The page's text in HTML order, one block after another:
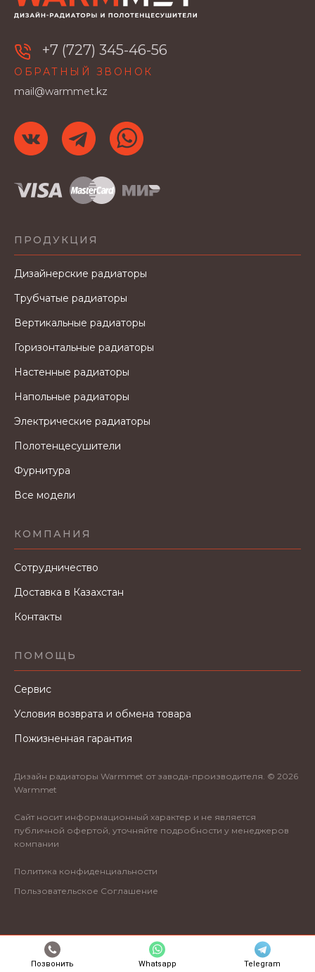
Позвонить Whatsapp Telegram
+7 (727) 345-46-56
ОБРАТНЫЙ ЗВОНОК
mail@warmmet.kz
ПРОДУКЦИЯ
Дизайнерские радиаторы
Трубчатые радиаторы
Вертикальные радиаторы
Горизонтальные радиаторы
Настенные радиаторы
Напольные радиаторы
Электрические радиаторы
Полотенцесушители
Фурнитура
Все модели
КОМПАНИЯ
Сотрудничество
Доставка в Казахстан
Контакты
ПОМОЩЬ
Сервис
Условия возврата и обмена товара
Пожизненная гарантия
Дизайн радиаторы Warmmet от завода-производителя. © 2026
Warmmet
Сайт носит информационный характер и не является
публичной офертой, уточняйте подробности у менеджеров
компании
Политика конфиденциальности
Пользовательское Соглашение